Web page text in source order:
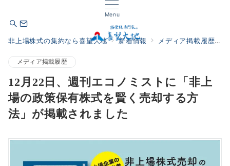
Menu
非上場株式の集約なら喜望大地 新着情報 メディア掲載履歴
メディア掲載履歴
12月22日、週刊エコノミストに「非上
場の政策保有株式を賢く売却する方
法」が掲載されました